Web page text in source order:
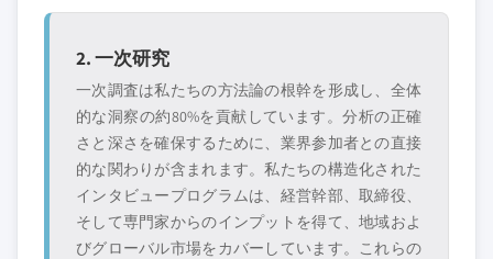
2. 一次研究
一次調査は私たちの方法論の根幹を形成し、全体
的な洞察の約80%を貢献しています。分析の正確
さと深さを確保するために、業界参加者との直接
的な関わりが含まれます。私たちの構造化された
インタビュープログラムは、経営幹部、取締役、
そして専門家からのインプットを得て、地域およ
びグローバル市場をカバーしています。これらの